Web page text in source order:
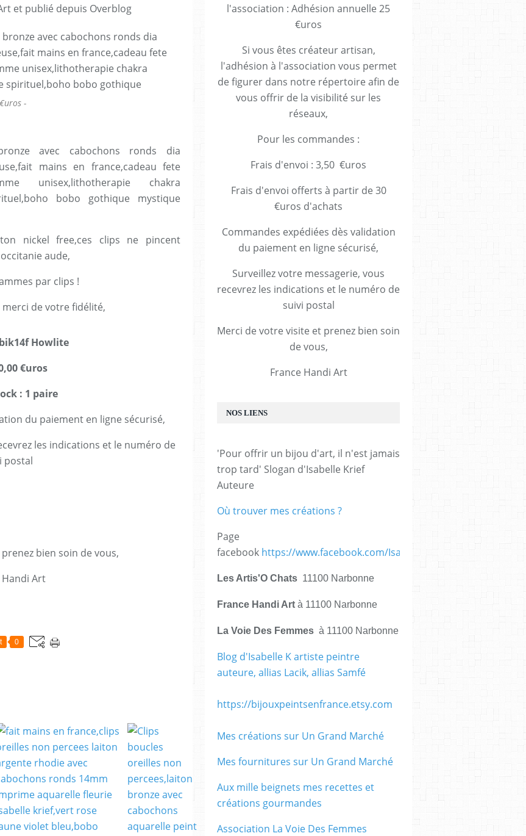
et publié depuis Overblog
-
avec cabochons ronds dia
mains en france,cadeau fete
unisex,lithotherapie chakra
bobo gothique mystique
nickel free,ces clips ne pincent
aude,
par clips !
de votre fidélité,
Howlite
€uros
: 1 paire
du paiement en ligne sécurisé,
les indications et le numéro de
postal
bien soin de vous,
Handi Art
0
l'association : Adhésion annuelle 25
€uros
Si vous êtes créateur artisan,
l'adhésion à l'association vous permet
de figurer dans notre répertoire afin de
vous offrir de la visibilité sur les
réseaux,
Pour les commandes :
Frais d'envoi : 3,50 €uros
Frais d'envoi offerts à partir de 30
€uros d'achats
Commandes expédiées dès validation
du paiement en ligne sécurisé,
Surveillez votre messagerie, vous
recevrez les indications et le numéro de
suivi postal
Merci de votre visite et prenez bien soin
de vous,
France Handi Art
NOS LIENS
'Pour offrir un bijou d'art, il n'est jamais
trop tard' Slogan d'Isabelle Krief
Auteure
Où trouver mes créations ?
Page
facebook https://www.facebook.com/IsabelleKrief.ArtistePeintre/
Les Artis'O Chats 11100 Narbonne
France Handi Art à 11100 Narbonne
La Voie Des Femmes à 11100 Narbonne
Blog d'Isabelle K artiste peintre
auteure, allias Lacik, allias Samfé
https://bijouxpeintsenfrance.etsy.com
Mes créations sur Un Grand Marché
Mes fournitures sur Un Grand Marché
Aux mille beignets mes recettes et
créations gourmandes
Association La Voie Des Femmes